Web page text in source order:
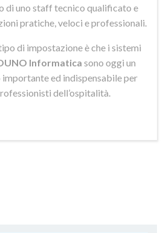
di uno staff tecnico qualificato e
pratiche, veloci e professionali.
di impostazione è che i sistemi
Informatica sono oggi un
ed indispensabile per
dell’ospitalità.